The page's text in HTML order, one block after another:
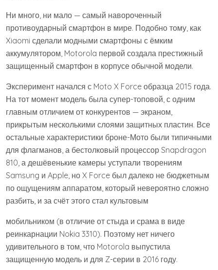
Ни много, ни мало — самый навороченный
противоударный смартфон в мире. Подобно тому, как
Xiaomi сделали модными смартфоны с ёмким
аккумулятором, Motorola первой создала престижный
защищенный смартфон в корпусе обычной модели.
Эксперимент начался с Moto X Force образца 2015 года.
На тот момент модель была супер-топовой, с одним
главным отличием от конкурентов — экраном,
прикрытым несколькими слоями защитных пластин. Все
остальные характеристики броне-Мото были типичными
для флагманов, а бестолковый процессор Snapdragon
810, а дешёвенькие камеры уступали творениям
Samsung и Apple, но X Force был далеко не бюджетным
по ощущениям аппаратом, который невероятно сложно
разбить, и за счёт этого стал культовым
мобильником (в отличие от стыда и срама в виде
реинкарнации Nokia 3310). Поэтому нет ничего
удивительного в том, что Motorola выпустила
защищенную модель и для Z-серии в 2016 году.